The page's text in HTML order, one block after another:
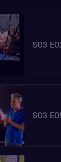
S03
S03